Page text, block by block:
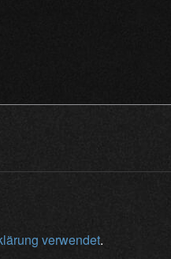
verwendet.